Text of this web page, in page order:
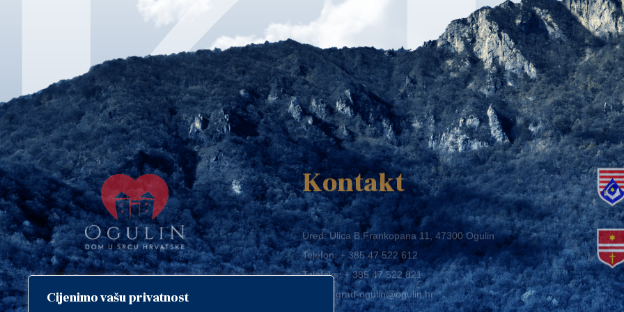
Cijenimo vašu privatnost
Copyright © 2018. Grad Ogulin,
Kontakt
Ured: Ulica B.Frankopana 11, 47300 Ogulin
Telefon:+ 385 47 522 612
Telefaks:+ 385 47 522 821
E-mail:grad-ogulin@ogulin.hr
OIB: 58264108511